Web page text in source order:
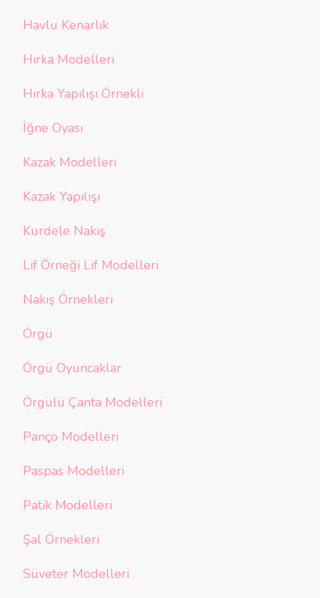
Havlu Kenarlık
Hırka Modelleri
Hırka Yapılışı Örnekli
İğne Oyası
Kazak Modelleri
Kazak Yapılışı
Kurdele Nakış
Lif Örneği Lif Modelleri
Nakış Örnekleri
Örgü
Örgü Oyuncaklar
Örgülü Çanta Modelleri
Panço Modelleri
Paspas Modelleri
Patik Modelleri
Şal Örnekleri
Süveter Modelleri